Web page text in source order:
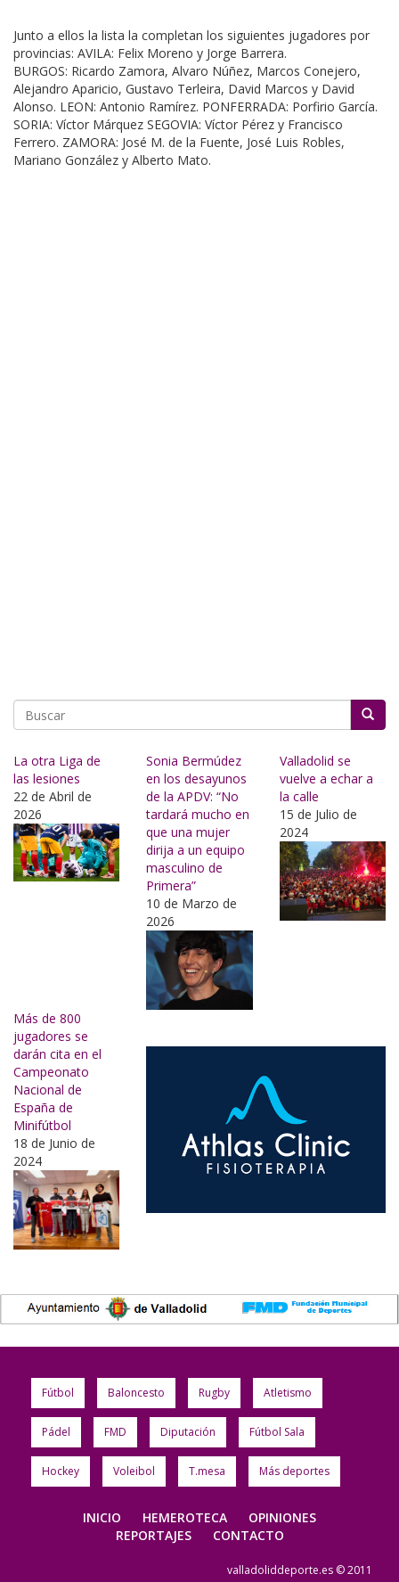
Junto a ellos la lista la completan los siguientes jugadores por
provincias: AVILA: Felix Moreno y Jorge Barrera.
BURGOS: Ricardo Zamora, Alvaro Núñez, Marcos Conejero,
Alejandro Aparicio, Gustavo Terleira, David Marcos y David
Alonso. LEON: Antonio Ramírez. PONFERRADA: Porfirio García.
SORIA: Víctor Márquez SEGOVIA: Víctor Pérez y Francisco
Ferrero. ZAMORA: José M. de la Fuente, José Luis Robles,
Mariano González y Alberto Mato.
La otra Liga de
las lesiones
22 de Abril de
2026
Sonia Bermúdez
en los desayunos
de la APDV: “No
tardará mucho en
que una mujer
dirija a un equipo
masculino de
Primera”
10 de Marzo de
2026
Valladolid se
vuelve a echar a
la calle
15 de Julio de
2024
Más de 800
jugadores se
darán cita en el
Campeonato
Nacional de
España de
Minifútbol
18 de Junio de
2024
Fútbol Baloncesto Rugby Atletismo
Pádel FMD Diputación Fútbol Sala
Hockey Voleibol T.mesa Más deportes
INICIO HEMEROTECA
OPINIONES
REPORTAJES
CONTACTO
valladoliddeporte.es © 2011